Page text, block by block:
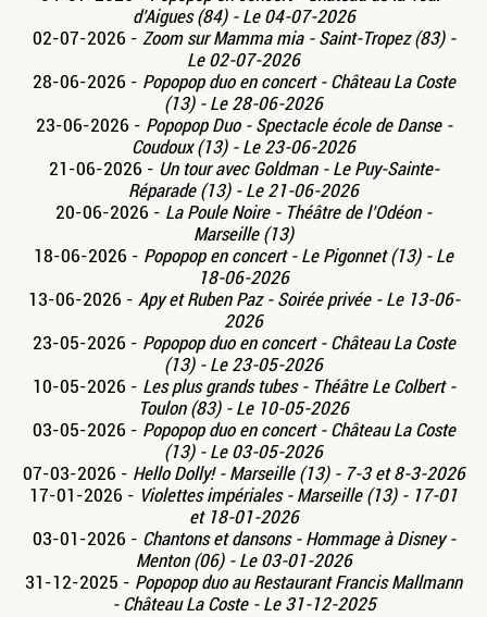
d’Aigues (84) - Le 04-07-2026
02-07-2026 - Zoom sur Mamma mia - Saint-Tropez (83) -
Le 02-07-2026
28-06-2026 - Popopop duo en concert - Château La Coste
(13) - Le 28-06-2026
23-06-2026 - Popopop Duo - Spectacle école de Danse -
Coudoux (13) - Le 23-06-2026
21-06-2026 - Un tour avec Goldman - Le Puy-Sainte-
Réparade (13) - Le 21-06-2026
20-06-2026 - La Poule Noire - Théâtre de l’Odéon -
Marseille (13)
18-06-2026 - Popopop en concert - Le Pigonnet (13) - Le
18-06-2026
13-06-2026 - Apy et Ruben Paz - Soirée privée - Le 13-06-
2026
23-05-2026 - Popopop duo en concert - Château La Coste
(13) - Le 23-05-2026
10-05-2026 - Les plus grands tubes - Théâtre Le Colbert -
Toulon (83) - Le 10-05-2026
03-05-2026 - Popopop duo en concert - Château La Coste
(13) - Le 03-05-2026
07-03-2026 - Hello Dolly! - Marseille (13) - 7-3 et 8-3-2026
17-01-2026 - Violettes impériales - Marseille (13) - 17-01
et 18-01-2026
03-01-2026 - Chantons et dansons - Hommage à Disney -
Menton (06) - Le 03-01-2026
31-12-2025 - Popopop duo au Restaurant Francis Mallmann
- Château La Coste - Le 31-12-2025